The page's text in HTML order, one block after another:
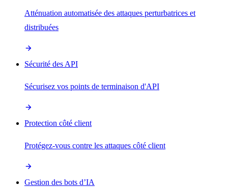
Atténuation automatisée des attaques perturbatrices et
distribuées
Sécurité des API
Sécurisez vos points de terminaison d'API
Protection côté client
Protégez-vous contre les attaques côté client
Gestion des bots d’IA